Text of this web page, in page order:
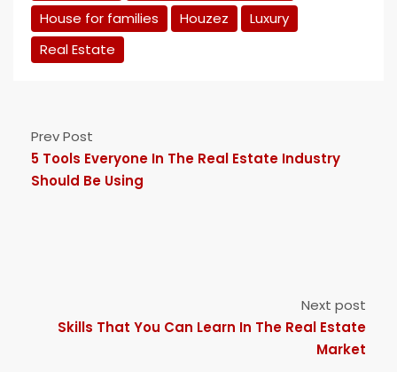
House for families
Houzez
Luxury
Real Estate
Prev Post
5 Tools Everyone In The Real Estate Industry
Should Be Using
Next post
Skills That You Can Learn In The Real Estate
Market